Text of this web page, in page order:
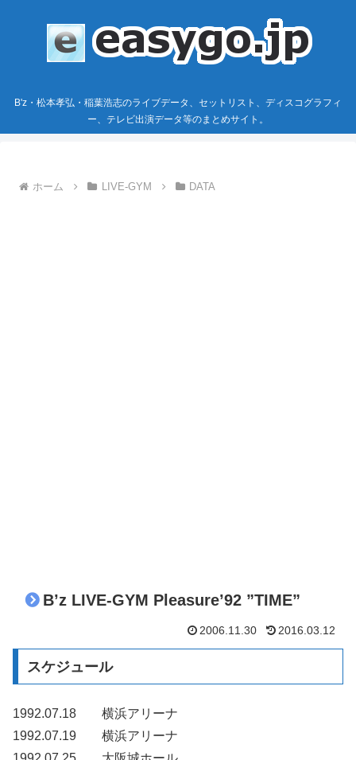
B'z・松本孝弘・稲葉浩志のライブデータ、セットリスト、ディスコグラフィ
ー、テレビ出演データ等のまとめサイト。
ホーム LIVE-GYM DATA
B’z LIVE-GYM Pleasure’92 ”TIME”
2006.11.30 2016.03.12
スケジュール
1992.07.18 横浜アリーナ
1992.07.19 横浜アリーナ